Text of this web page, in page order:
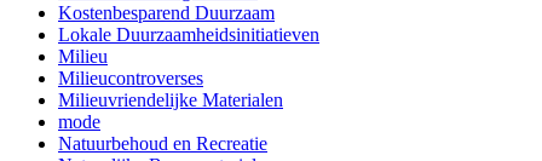
Kostenbesparend Duurzaam
Lokale Duurzaamheidsinitiatieven
Milieu
Milieucontroverses
Milieuvriendelijke Materialen
mode
Natuurbehoud en Recreatie